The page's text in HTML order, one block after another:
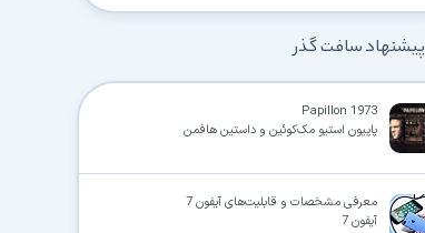
پیشنهاد سافت گذر
Papillon 1973
پاپیون استیو مک‌کوئین و داستین هافمن
معرفی مشخصات و قابلیت‌های آیفون 7
آیفون 7